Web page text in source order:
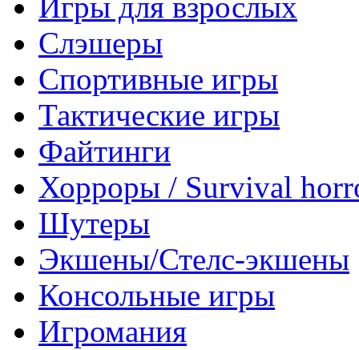
Игры для взрослых
Слэшеры
Спортивные игры
Тактические игры
Файтинги
Хорроры / Survival
Шутеры
Экшены/Стелс-экшены
Консольные игры
Игромания